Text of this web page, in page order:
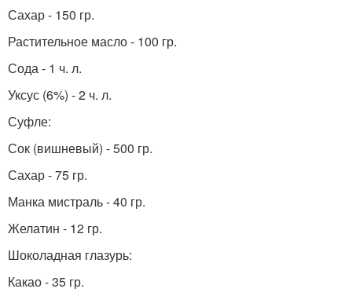
Сахар - 150 гр.
Растительное масло - 100 гр.
Сода - 1 ч. л.
Уксус (6%) - 2 ч. л.
Суфле:
Сок (вишневый) - 500 гр.
Сахар - 75 гр.
Манка мистраль - 40 гр.
Желатин - 12 гр.
Шоколадная глазурь:
Какао - 35 гр.